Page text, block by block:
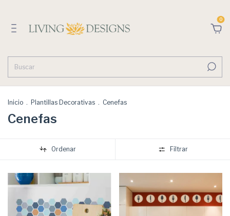
0
Inicio . Plantillas Decorativas . Cenefas
Cenefas
Ordenar Filtrar